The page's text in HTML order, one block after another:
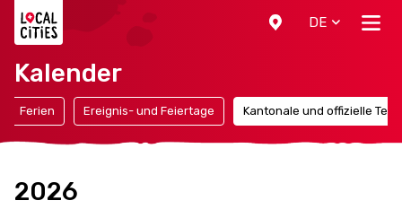
DE
Kalender
Ferien Ereignis- und Feiertage Kantonale und offizielle
2026